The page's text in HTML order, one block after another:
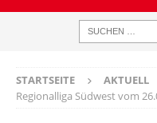
STARTSEITE AKTUELL
Regionalliga Südwest vom